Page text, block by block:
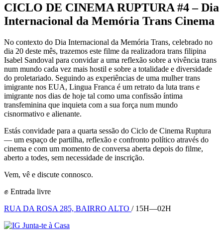
CICLO DE CINEMA RUPTURA #4 – Dia
Internacional da Memória Trans Cinema
No contexto do Dia Internacional da Memória Trans, celebrado no
dia 20 deste mês, trazemos este filme da realizadora trans filipina
Isabel Sandoval para convidar a uma reflexão sobre a vivência trans
num mundo cada vez mais hostil e sobre a totalidade e diversidade
do proletariado. Seguindo as experiências de uma mulher trans
imigrante nos EUA, Lingua Franca é um retrato da luta trans e
imigrante nos dias de hoje tal como uma confissão íntima
transfeminina que inquieta com a sua força num mundo
cisnormativo e alienante.
Estás convidade para a quarta sessão do Ciclo de Cinema Ruptura
— um espaço de partilha, reflexão e confronto político através do
cinema e com um momento de conversa aberta depois do filme,
aberto a todes, sem necessidade de inscrição.
Vem, vê e discute connosco.
✊ Entrada livre
RUA DA ROSA 285, BAIRRO ALTO / 15H—02H
Junta-te à Casa